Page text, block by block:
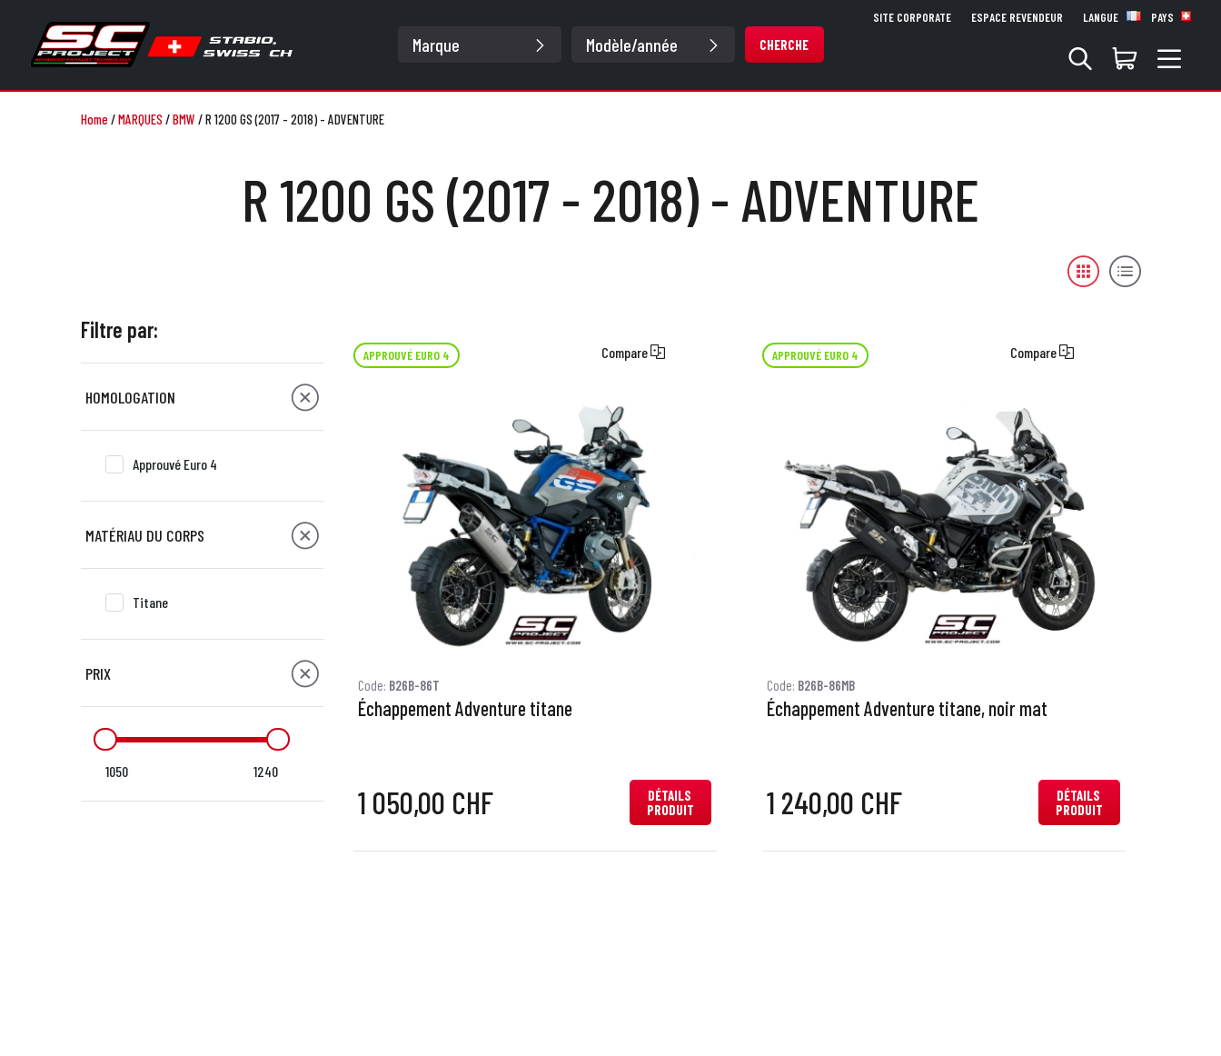
CHERCHE
SITE CORPORATE ESPACE REVENDEUR LANGUE PAYS
Home/MARQUES /BMW /R 1200 GS (2017 - 2018) - ADVENTURE
R 1200 GS (2017 - 2018) - ADVENTURE
Filtre par:
HOMOLOGATION
Approuvé Euro 4
MATÉRIAU DU CORPS
Titane
PRIX
1050 1240
APPROUVÉ EURO 4 Compare
Code: B26B-86T
Échappement Adventure titane
1 050,00 CHF
DÉTAILS
PRODUIT
APPROUVÉ EURO 4 Compare
Code: B26B-86MB
Échappement Adventure titane, noir mat
1 240,00 CHF
DÉTAILS
PRODUIT